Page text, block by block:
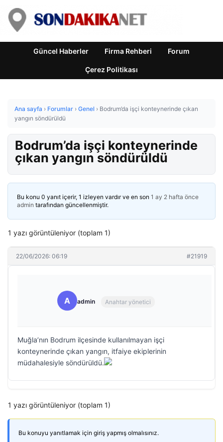
Güncel Haberler Firma Rehberi Forum
Çerez Politikası
Ana sayfa › Forumlar › Genel › Bodrum’da işçi konteynerinde çıkan
yangın söndürüldü
Bodrum’da işçi konteynerinde
çıkan yangın söndürüldü
Bu konu 0 yanıt içerir, 1 izleyen vardır ve en son 1 ay 2 hafta önce
admin tarafından güncellenmiştir.
1 yazı görüntüleniyor (toplam 1)
22/06/2026: 06:19 #21919
A admin Anahtar yönetici
Muğla’nın Bodrum ilçesinde kullanılmayan işçi
konteynerinde çıkan yangın, itfaiye ekiplerinin
müdahalesiyle söndürüldü.
1 yazı görüntüleniyor (toplam 1)
Bu konuyu yanıtlamak için giriş yapmış olmalısınız.